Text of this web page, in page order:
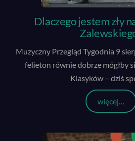
Dlaczego jestem zły
Muzyczny Przegląd Tygodnia 9
felieton równie dobrze mógłby
Klasyków – dziś
więcej…